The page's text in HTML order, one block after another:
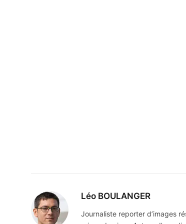
Léo BOULANGER
Journaliste reporter d’images